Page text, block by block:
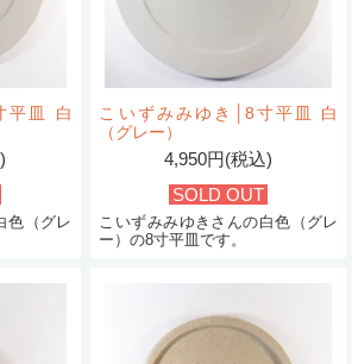
平皿 白
色（グレ
こいずみみゆき│8寸平皿 白
（グレー）
4,950円(税込)
SOLD OUT
こいずみみゆきさんの白色（グレ
ー）の8寸平皿です。